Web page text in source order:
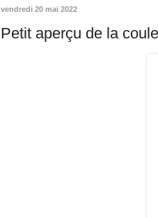
vendredi 20 mai 2022
Petit aperçu de la